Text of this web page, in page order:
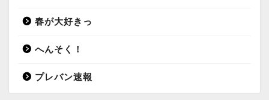
春が大好きっ
へんそく！
プレバン速報